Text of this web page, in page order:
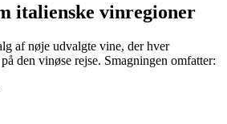
italienske vinregioner
af nøje udvalgte vine, der hver
den vinøse rejse. Smagningen omfatter: